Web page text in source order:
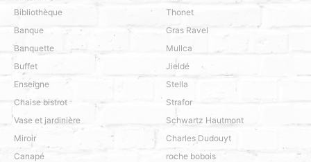
Bibliothèque
Banque
Banquette
Buffet
Enseigne
Chaise bistrot
Vase et jardinière
Miroir
Canapé
Thonet
Gras Ravel
Mullca
Jieldé
Stella
Strafor
Schwartz Hautmont
Charles Dudouyt
roche bobois